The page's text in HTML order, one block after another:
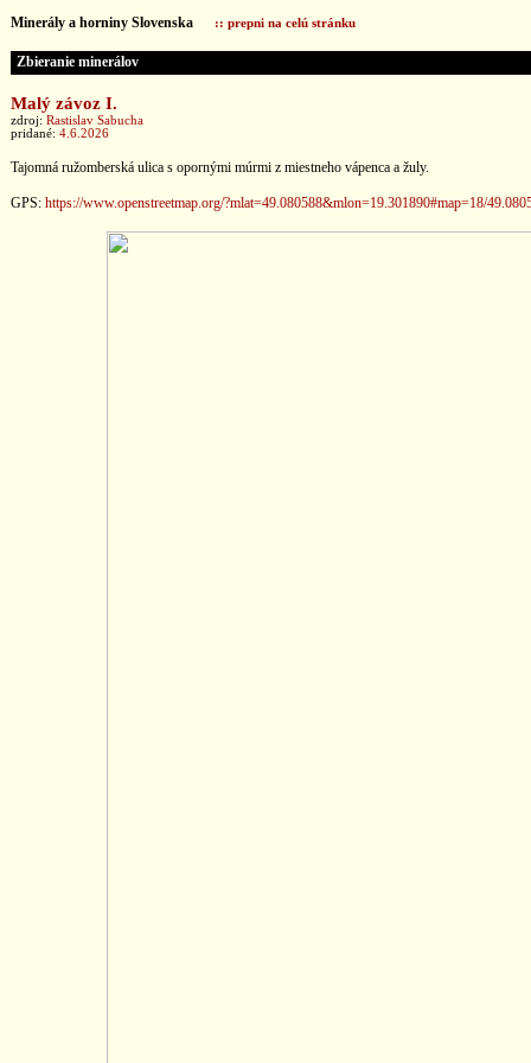
Minerály a horniny Slovenska :: prepni na celú stránku
Zbieranie minerálov
Malý závoz I.
zdroj: Rastislav Sabucha
pridané: 4.6.2026
Tajomná ružomberská ulica s opornými múrmi z miestneho vápenca a žuly.
GPS: https://www.openstreetmap.org/?mlat=49.080588&mlon=19.301890#map=18/